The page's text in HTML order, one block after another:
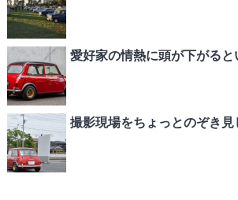
愛好家の情熱に頭が下がると
撮影現場をちょっとのぞき見